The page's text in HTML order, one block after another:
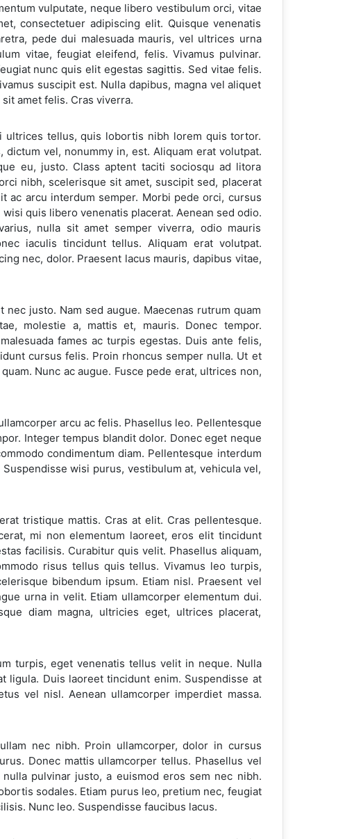
vulputate, neque libero vestibulum orci, vitae
consectetuer adipiscing elit. Quisque venenatis
pede dui malesuada mauris, vel ultrices urna
vitae, feugiat eleifend, felis. Vivamus pulvinar.
nunc quis elit egestas sagittis. Sed vitae felis.
suscipit est. Nulla dapibus, magna vel aliquet
amet felis. Cras viverra.
ultrices tellus, quis lobortis nibh lorem quis tortor.
vel, nonummy in, est. Aliquam erat volutpat.
eu, justo. Class aptent taciti sociosqu ad litora
nibh, scelerisque sit amet, suscipit sed, placerat
ac arcu interdum semper. Morbi pede orci, cursus
quis libero venenatis placerat. Aenean sed odio.
nulla sit amet semper viverra, odio mauris
iaculis tincidunt tellus. Aliquam erat volutpat.
nec, dolor. Praesent lacus mauris, dapibus vitae,
justo. Nam sed augue. Maecenas rutrum quam
molestie a, mattis et, mauris. Donec tempor.
fames ac turpis egestas. Duis ante felis,
cursus felis. Proin rhoncus semper nulla. Ut et
Nunc ac augue. Fusce pede erat, ultrices non,
arcu ac felis. Phasellus leo. Pellentesque
Integer tempus blandit dolor. Donec eget neque
condimentum diam. Pellentesque interdum
wisi purus, vestibulum at, vehicula vel,
tristique mattis. Cras at elit. Cras pellentesque.
mi non elementum laoreet, eros elit tincidunt
facilisis. Curabitur quis velit. Phasellus aliquam,
risus tellus quis tellus. Vivamus leo turpis,
bibendum ipsum. Etiam nisl. Praesent vel
urna in velit. Etiam ullamcorper elementum dui.
diam magna, ultricies eget, ultrices placerat,
turpis, eget venenatis tellus velit in neque. Nulla
ligula. Duis laoreet tincidunt enim. Suspendisse at
vel nisl. Aenean ullamcorper imperdiet massa.
nec nibh. Proin ullamcorper, dolor in cursus
Donec mattis ullamcorper tellus. Phasellus vel
pulvinar justo, a euismod eros sem nec nibh.
sodales. Etiam purus leo, pretium nec, feugiat
Nunc leo. Suspendisse faucibus lacus.